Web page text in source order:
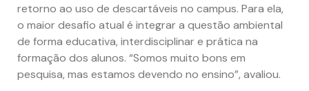
retorno ao uso de descartáveis no campus. Para ela,
o maior desafio atual é integrar a questão ambiental
de forma educativa, interdisciplinar e prática na
formação dos alunos. “Somos muito bons em
pesquisa, mas estamos devendo no ensino”, avaliou.